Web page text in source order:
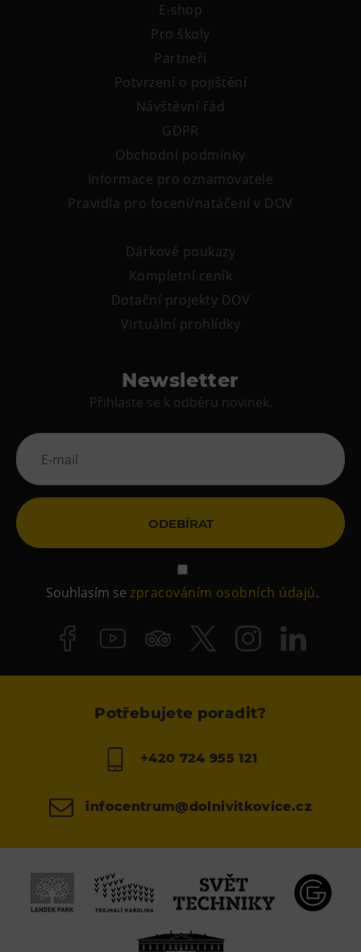
E-shop
Pro školy
Partneři
Potvrzení o pojištění
Návštěvní řád
GDPR
Obchodní podmínky
Informace pro oznamovatele
Pravidla pro focení/natáčení v DOV
Dárkové poukazy
Kompletní ceník
Dotační projekty DOV
Virtuální prohlídky
Newsletter
Přihlaste se k odběru novinek.
ODEBÍRAT
Souhlasím sezpracováním osobních údajů.
Potřebujete poradit?
+420 724 955 121
infocentrum@dolnivitkovice.cz